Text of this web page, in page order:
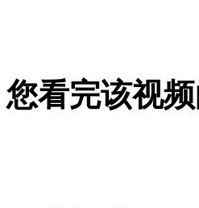
您看完该视